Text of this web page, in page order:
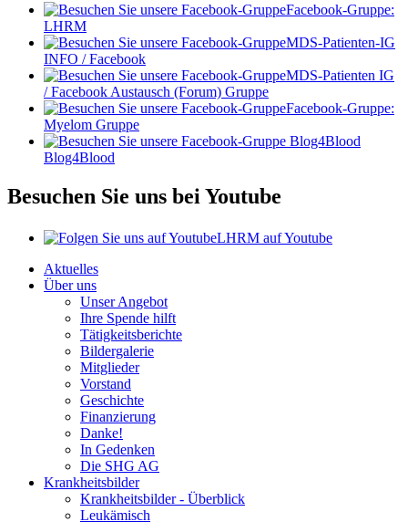
Facebook-Gruppe:
LHRM
MDS-Patienten-IG
INFO / Facebook
MDS-Patienten IG
/ Facebook Austausch (Forum) Gruppe
Facebook-Gruppe:
Myelom Gruppe
Blog4Blood
Besuchen Sie uns bei Youtube
LHRM auf Youtube
Aktuelles
Über uns
Unser Angebot
Ihre Spende hilft
Tätigkeitsberichte
Bildergalerie
Mitglieder
Vorstand
Geschichte
Finanzierung
Danke!
In Gedenken
Die SHG AG
Krankheitsbilder
Krankheitsbilder - Überblick
Leukämisch